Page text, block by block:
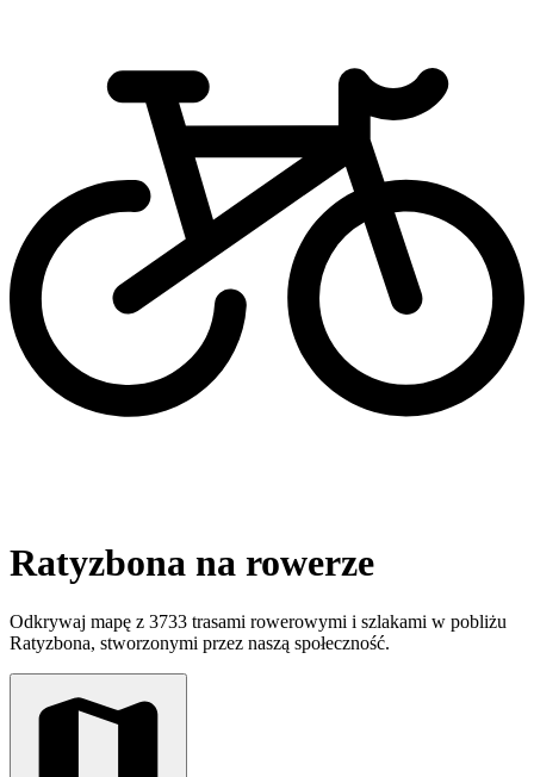
Ratyzbona na rowerze
Odkrywaj mapę z 3733 trasami rowerowymi i szlakami w pobliżu
Ratyzbona, stworzonymi przez naszą społeczność.